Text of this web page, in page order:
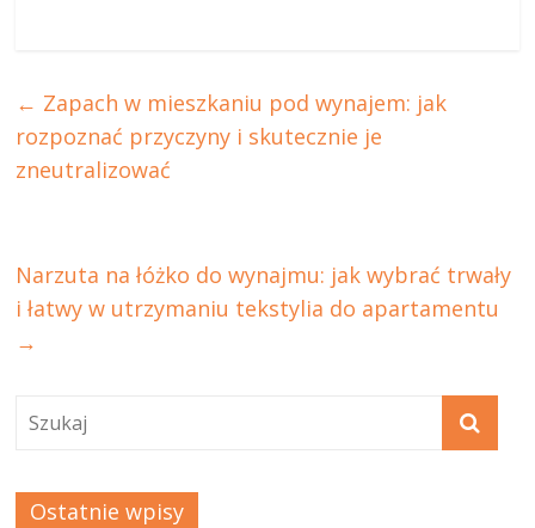
← Zapach w mieszkaniu pod wynajem: jak
rozpoznać przyczyny i skutecznie je
zneutralizować
Narzuta na łóżko do wynajmu: jak wybrać trwały
i łatwy w utrzymaniu tekstylia do apartamentu
→
Ostatnie wpisy